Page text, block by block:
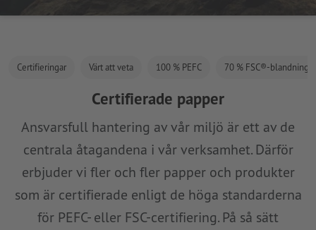
Certifieringar Värt att veta 100 % PEFC 70⁠ % FSC®-blandning
Certifierade papper
Ansvarsfull hantering av vår miljö är ett av de
centrala åtagandena i vår verksamhet. Därför
erbjuder vi fler och fler papper och produkter
som är certifierade enligt de höga standarderna
för PEFC- eller FSC-certifiering. På så sätt